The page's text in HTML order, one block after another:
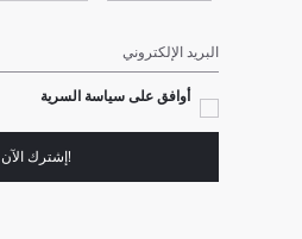
البريد الإلكتروني
أوافق على سياسة السرية
!إشترك الآن